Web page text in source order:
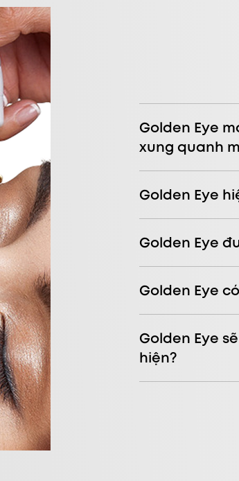
Golden Eye
xung quanh
Golden Eye
Golden Eye
Golden Eye
Golden Eye
hiện?